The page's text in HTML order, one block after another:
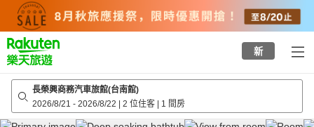
top
page
新
長榮興商務汽車旅館(台南館)
2026/8/21 - 2026/8/22 | 2 位住客 | 1 間房